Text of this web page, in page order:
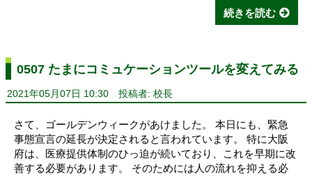
続きを読む
0507 たまにコミュケーションツールを変えてみる
2021年05月07日 10:30 投稿者: 校長
さて、ゴールデンウィークがあけました。 本日にも、緊急
事態宣言の延長が決定されると言われています。 特に大阪
府は、医療提供体制のひっ迫が続いており、これを早期に改
善する必要があります。 そのためには人の流れを抑える必